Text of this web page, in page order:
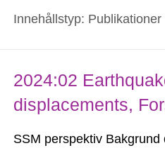
tillståndsansökningar
Innehållstyp: Publikationer
2024:02
displacements,
SSM perspektiv